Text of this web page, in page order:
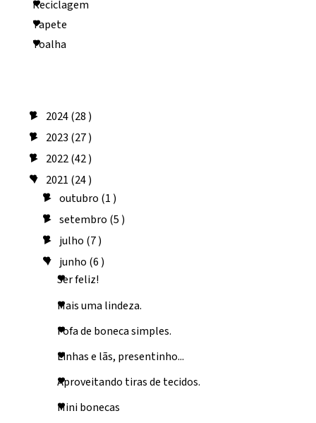
Reciclagem
Tapete
Toalha
► 2024(28 )
► 2023 (27 )
► 2022(42 )
▼ 2021 (24 )
►outubro (1 )
►setembro (5 )
► julho (7 )
▼ junho (6 )
Ser feliz!
Mais uma lindeza.
Fofa de boneca simples.
Linhas e lãs, presentinho...
Aproveitando tiras de tecidos.
Mini bonecas